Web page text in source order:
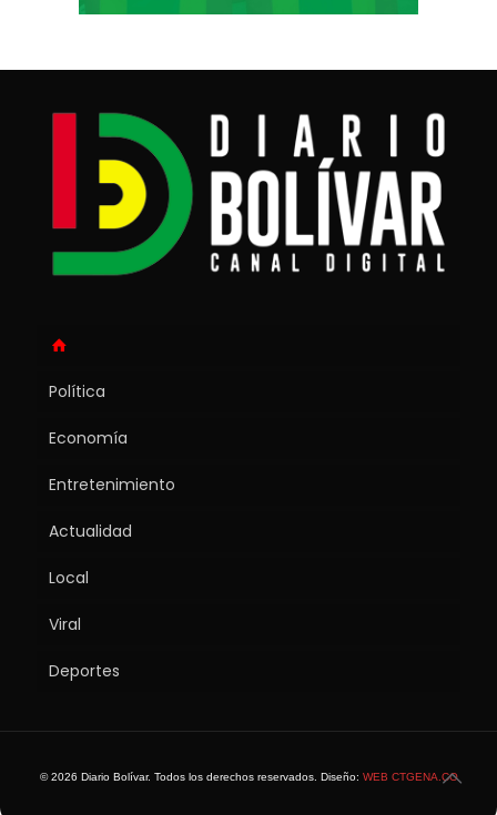
Política
Economía
Entretenimiento
Actualidad
Local
Viral
Deportes
© 2026 Diario Bolívar. Todos los derechos reservados. Diseño: WEB CTGENA.CO